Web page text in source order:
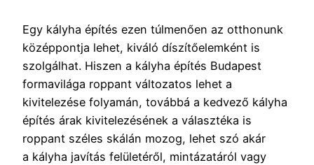
Egy kályha építés ezen túlmenően az otthonunk
középpontja lehet, kiváló díszítőelemként is
szolgálhat. Hiszen a kályha építés Budapest
formavilága roppant változatos lehet a
kivitelezése folyamán, továbbá a kedvező kályha
építés árak kivitelezésének a választéka is
roppant széles skálán mozog, lehet szó akár
a kályha javítás felületéről, mintázatáról vagy